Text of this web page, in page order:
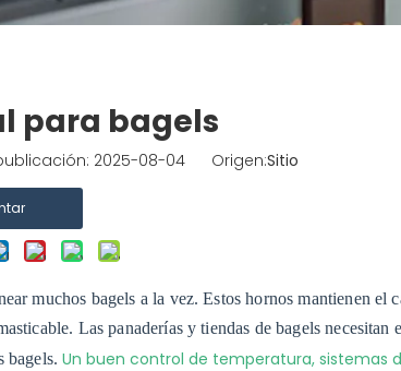
para bagels
2025-08-04 Origen:Sitio
muchos bagels a la vez. Estos hornos mantienen el
Las panaderías y tiendas de bagels necesitan
bagels.Un buen control de temperatura, sistemas